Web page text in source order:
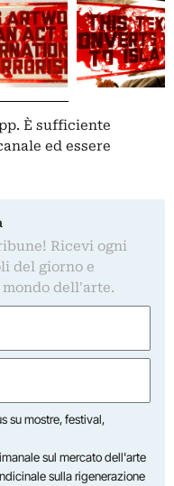
È sufficiente
ed essere
Ricevi ogni
del giorno e
dell'arte.
su mostre, festival,
sul mercato dell'arte
sulla rigenerazione